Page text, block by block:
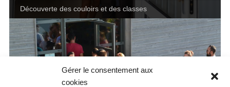
Gérer le consentement aux
cookies
Découverte des couloirs et des classes